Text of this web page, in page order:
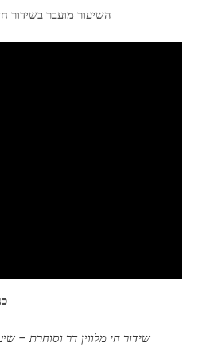
השיעור מועבר בשידור
שידור חי מלווין דר וסוחרת –